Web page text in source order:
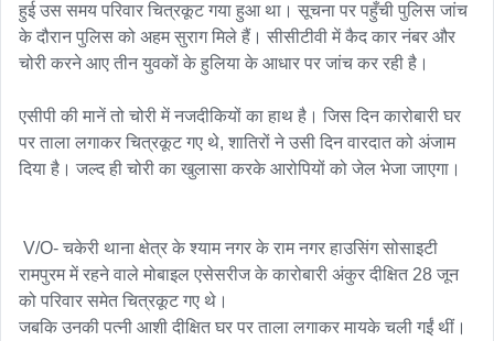
हुई उस समय परिवार चित्रकूट गया हुआ था। सूचना पर पहुँची पुलिस जांच
के दौरान पुलिस को अहम सुराग मिले हैं। सीसीटीवी में कैद कार नंबर और
चोरी करने आए तीन युवकों के हुलिया के आधार पर जांच कर रही है।
एसीपी की मानें तो चोरी में नजदीकियों का हाथ है। जिस दिन कारोबारी घर
पर ताला लगाकर चित्रकूट गए थे, शातिरों ने उसी दिन वारदात को अंजाम
दिया है। जल्द ही चोरी का खुलासा करके आरोपियों को जेल भेजा जाएगा।
रामपुरम में रहने वाले मोबाइल एसेसरीज के कारोबारी अंकुर दीक्षित 28 जून
को परिवार समेत चित्रकूट गए थे।
जबकि उनकी पत्नी आशी दीक्षित घर पर ताला लगाकर मायके चली गईं थीं।